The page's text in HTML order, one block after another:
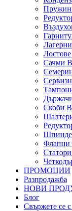
Сачми
Скоби
Фланци
ПРОМОЦИИ
Разпродажба
НОВИ
Блог
Свържете се